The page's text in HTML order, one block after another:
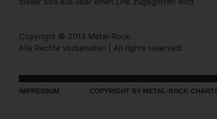
Copyright © 2013 Metal-Rock
Alle Rechte vorbehalten | All rights reserved!
IMPRESSUM COPYRIGHT BY METAL-ROCK-